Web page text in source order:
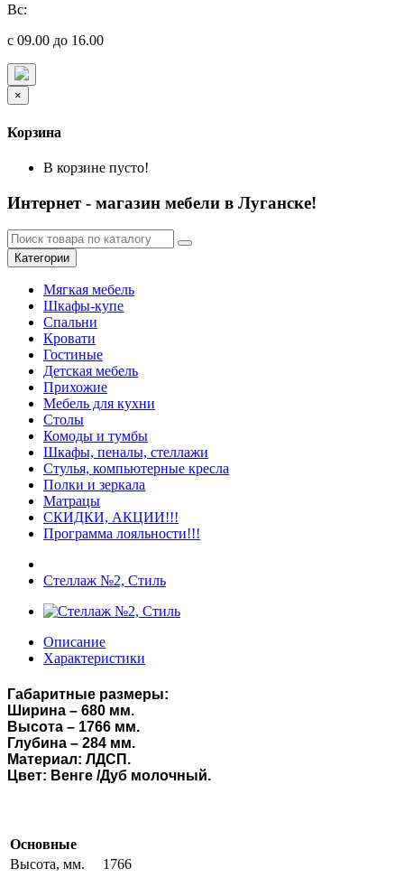
Вс:
с 09.00 до 16.00
×
Корзина
В корзине пусто!
Интернет - магазин мебели в Луганске!
Категории
Мягкая мебель
Шкафы-купе
Спальни
Кровати
Гостиные
Детская мебель
Прихожие
Мебель для кухни
Столы
Комоды и тумбы
Шкафы, пеналы, стеллажи
Стулья, компьютерные кресла
Полки и зеркала
Матрацы
СКИДКИ, АКЦИИ!!!
Программа лояльности!!!
Стеллаж №2, Стиль
Описание
Характеристики
Габаритные размеры:
Ширина – 680 мм.
Высота – 1766 мм.
Глубина – 284 мм.
Материал: ЛДСП.
Цвет: Венге /Дуб молочный.
Основные
Высота, мм.
1766